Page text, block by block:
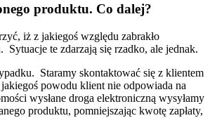
produktu. Co dalej?
iż z jakiegoś względu zabrakło
Sytuacje te zdarzają się rzadko, ale jednak.
Staramy skontaktować się z klientem
powodu klient nie odpowiada na
wysłane droga elektroniczną wysyłamy
produktu, pomniejszając kwotę zapłaty,